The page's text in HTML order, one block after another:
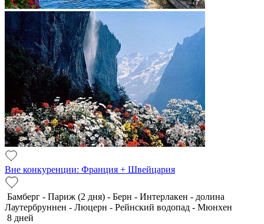
Вне конкуренции: Франция + Швейцария
Бамберг - Париж (2 дня) - Берн - Интерлакен - долина
Лаутербруннен - Люцерн - Рейнский водопад - Мюнхен
8 дней